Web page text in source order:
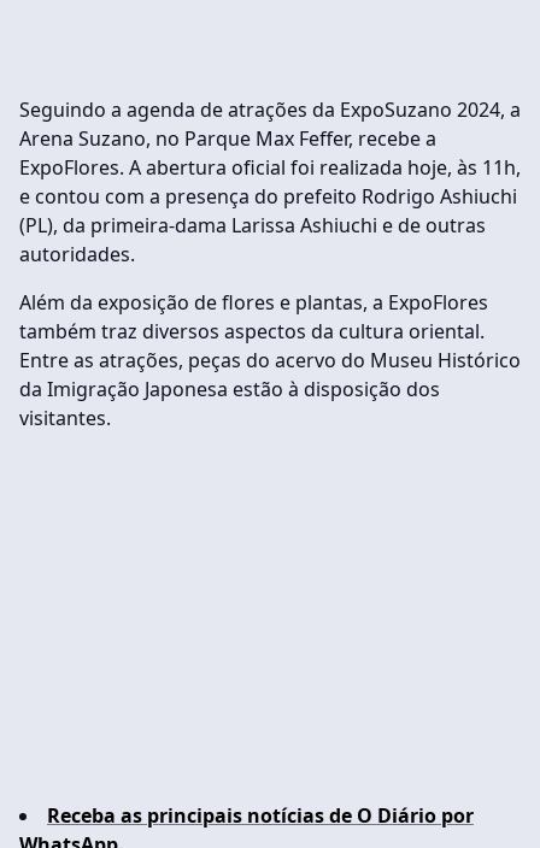
Seguindo a agenda de atrações da ExpoSuzano 2024, a
Arena Suzano, no Parque Max Feffer, recebe a
ExpoFlores. A abertura oficial foi realizada hoje, às 11h,
e contou com a presença do prefeito Rodrigo Ashiuchi
(PL), da primeira-dama Larissa Ashiuchi e de outras
autoridades.
Além da exposição de flores e plantas, a ExpoFlores
também traz diversos aspectos da cultura oriental.
Entre as atrações, peças do acervo do Museu Histórico
da Imigração Japonesa estão à disposição dos
visitantes.
Receba as principais notícias de O Diário por